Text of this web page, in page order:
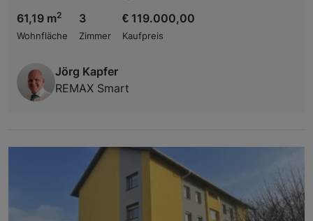
61,19 m2
Wohnfläche
3
Zimmer
€ 119.000,00
Kaufpreis
Jörg Kapfer
REMAX Smart